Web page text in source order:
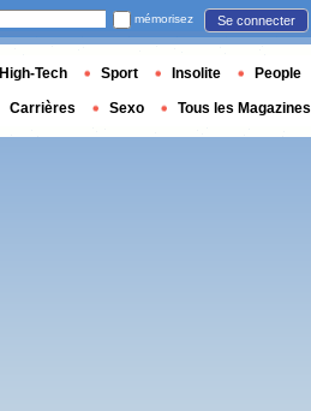
mémorisez Se connecter
High-Tech Sport Insolite People
Carrières Sexo Tous les Magazines